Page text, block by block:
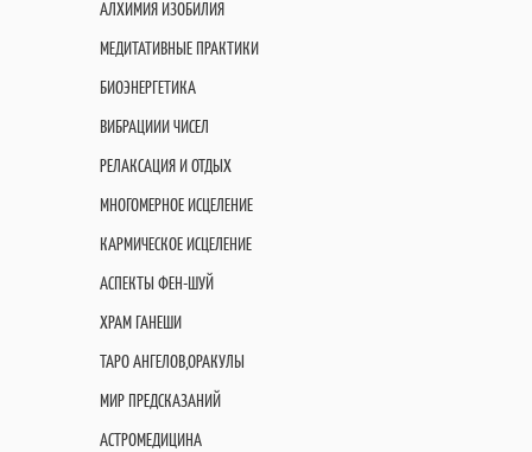
АЛХИМИЯ ИЗОБИЛИЯ
МЕДИТАТИВНЫЕ ПРАКТИКИ
БИОЭНЕРГЕТИКА
ВИБРАЦИИИ ЧИСЕЛ
РЕЛАКСАЦИЯ И ОТДЫХ
МНОГОМЕРНОЕ ИСЦЕЛЕНИЕ
КАРМИЧЕСКОЕ ИСЦЕЛЕНИЕ
АСПЕКТЫ ФЕН-ШУЙ
ХРАМ ГАНЕШИ
ТАРО АНГЕЛОВ,ОРАКУЛЫ
МИР ПРЕДСКАЗАНИЙ
АСТРОМЕДИЦИНА